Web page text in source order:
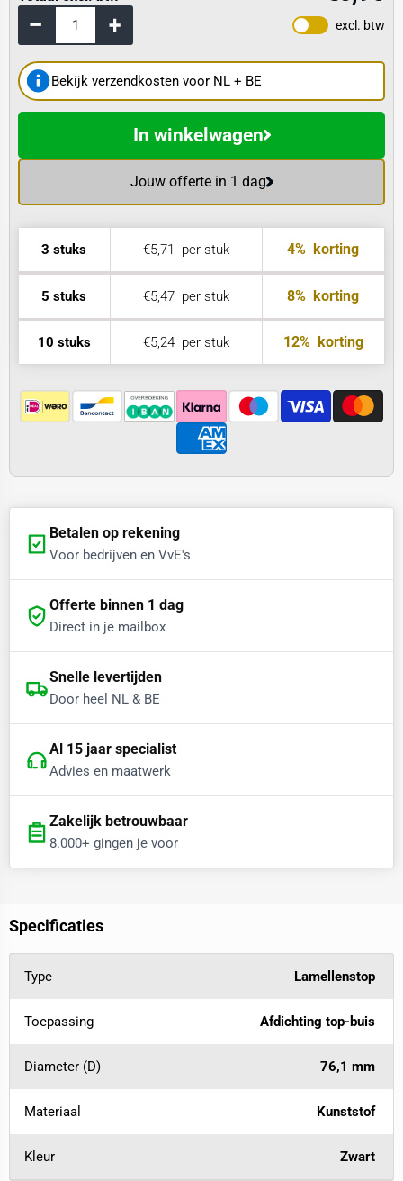
excl. btw
Bekijk verzendkosten voor NL + BE
Jouw offerte in 1 dag
In winkelwagen
3 stuks €5,71 per stuk 4% korting
5 stuks €5,47per stuk 8% korting
10 stuks €5,24per stuk 12%korting
Betalen op rekening
Voor bedrijven en VvE's
Offerte binnen 1 dag
Direct in je mailbox
Snelle levertijden
Door heel NL & BE
Al 15 jaar specialist
Advies en maatwerk
Zakelijk betrouwbaar
8.000+ gingen je voor
Specificaties
Type Lamellenstop
Toepassing Afdichting top-buis
Diameter (D) 76,1 mm
Materiaal Kunststof
Kleur Zwart